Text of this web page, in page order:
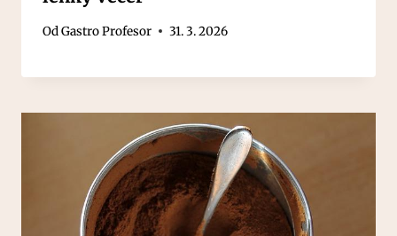
OdGastro Profesor 31. 3. 2026